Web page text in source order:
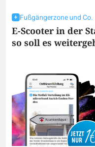
Fußgängerzone und Co.
E-Scooter in der
so soll es